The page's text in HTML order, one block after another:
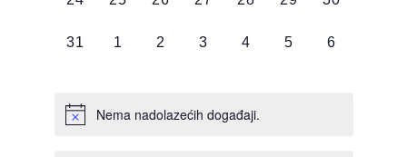
0
31
0
1
0
2
0
3
0
4
0
5
0
6
Nema nadolazećih događaji.